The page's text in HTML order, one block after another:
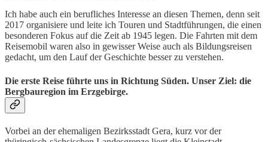
Ich habe auch ein berufliches Interesse an diesen Themen, denn seit
2017 organisiere und leite ich Touren und Stadtführungen, die einen
besonderen Fokus auf die Zeit ab 1945 legen. Die Fahrten mit dem
Reisemobil waren also in gewisser Weise auch als Bildungsreisen
gedacht, um den Lauf der Geschichte besser zu verstehen.
Die erste Reise führte uns in Richtung Süden. Unser Ziel: die
Bergbauregion im Erzgebirge.
Vorbei an der ehemaligen Bezirksstadt Gera, kurz vor der